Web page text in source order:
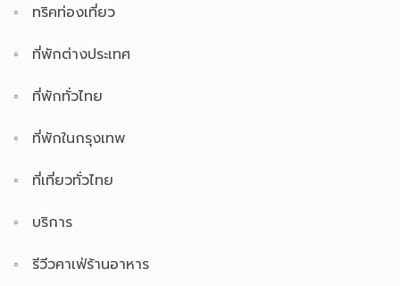
ทริคท่องเที่ยว
ที่พักต่างประเทศ
ที่พักทั่วไทย
ที่พักในกรุงเทพ
ที่เที่ยวทั่วไทย
บริการ
รีวีวคาเฟ่ร้านอาหาร